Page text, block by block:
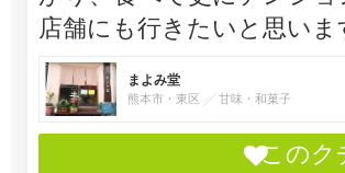
店舗にも行きたいと思いま
まよみ堂
熊本市・東区 甘味・和菓子
このク